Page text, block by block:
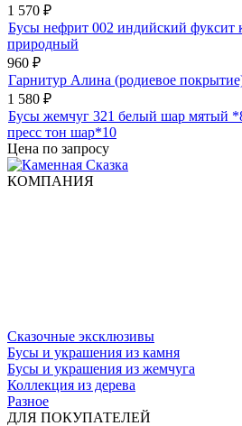
1 570 ₽
Бусы нефрит 002 индийский фуксит
природный
960 ₽
Гарнитур Алина (родиевое
1 580 ₽
Бусы жемчуг 321 белый шар мятый
пресс тон шар*10
Цена по запросу
КОМПАНИЯ
Сказочные эксклюзивы
Бусы и украшения из камня
Бусы и украшения из жемчуга
Коллекция из дерева
Разное
ДЛЯ ПОКУПАТЕЛЕЙ